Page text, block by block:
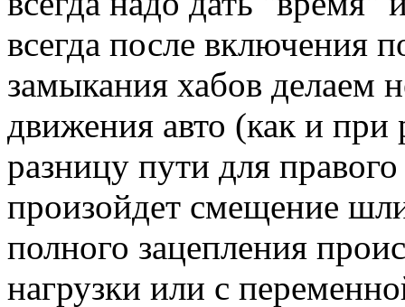
всегда после включения
замыкания хабов делаем
движения авто (как и при
разницу пути для
произойдет смещение
полного зацепления
нагрузки или с